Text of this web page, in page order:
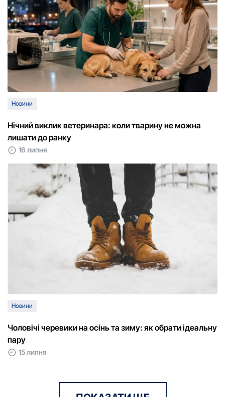
Новини
Нічний виклик ветеринара: коли тварину не можна
лишати до ранку
16 липня
Новини
Чоловічі черевики на осінь та зиму: як обрати ідеальну
пару
15 липня